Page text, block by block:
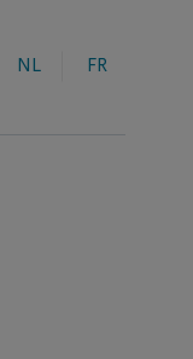
NL FR